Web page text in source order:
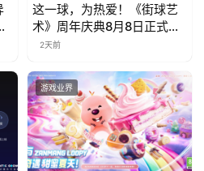
这一球，为热爱！《街球艺
术》周年庆典8月8日正式上
线，多重福利与全新内容同
2天前
游戏业界